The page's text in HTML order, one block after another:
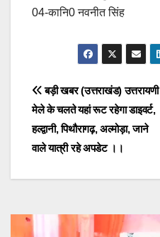
04-कानि0 नवनीत सिंह
Post
navigation
बड़ी खबर (उत्तराखंड) उत्तरायणी
मेले के चलते यहां रूट रहेगा डाइवर्ट,
हल्द्वानी, पिथौरागढ़, अल्मोड़ा, जाने
वाले यात्री रहे अपडेट ।।